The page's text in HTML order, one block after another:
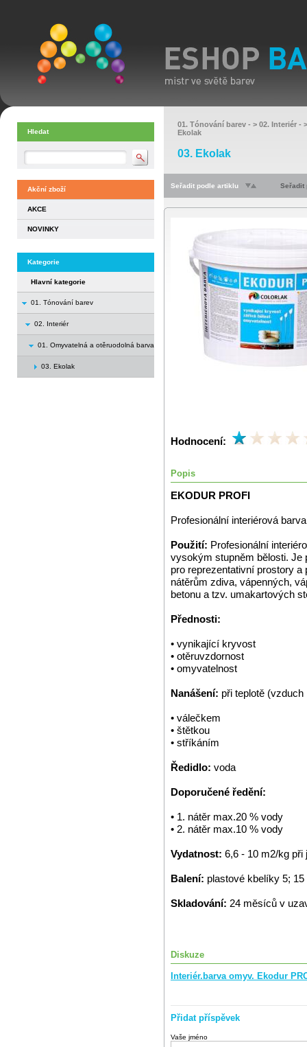
Hledat
Akční zboží
AKCE
NOVINKY
Kategorie
Hlavní kategorie
01. Tónování barev
02. Interiér
01. Omyvatelná a otěruodolná barva
03. Ekolak
01. Tónování barev - > 02. Interiér -
Ekolak
03. Ekolak
Seřadit podle artiklu Seřadit
Hodnocení:
Popis
EKODUR PROFI
Profesionální interiérová
Použití: Profesionální
vysokým stupněm bělosti. Je
pro reprezentativní prostory
nátěrům zdiva, vápenných,
betonu a tzv. umakartových
Přednosti:
• vynikající kryvost
• otěruvzdornost
• omyvatelnost
Nanášení: při teplotě
• válečkem
• štětkou
• stříkáním
Ředidlo: voda
Doporučené ředění:
• 1. nátěr max.20 % vody
• 2. nátěr max.10 % vody
Vydatnost: 6,6 - 10 m2/kg při
Balení: plastové kbelíky 5; 15
Skladování: 24 měsíců v
Diskuze
Interiér.barva omyv. Ekodur
Přidat příspěvek
Vaše jméno